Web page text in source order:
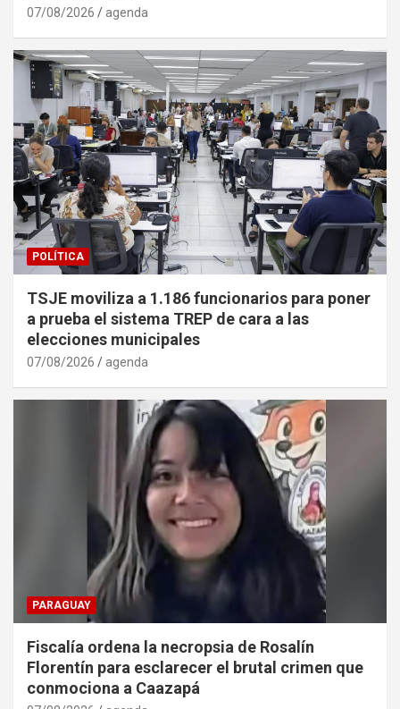
07/08/2026 agenda
POLÍTICA
TSJE moviliza a 1.186 funcionarios para poner
a prueba el sistema TREP de cara a las
elecciones municipales
07/08/2026 agenda
PARAGUAY
Fiscalía ordena la necropsia de Rosalín
Florentín para esclarecer el brutal crimen que
conmociona a Caazapá